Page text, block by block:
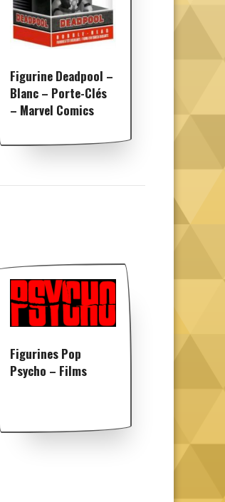
Figurine Deadpool –
Blanc – Porte-Clés
– Marvel Comics
Figurines Pop
Psycho – Films